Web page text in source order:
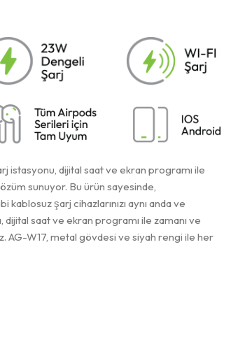
istasyonu, dijital saat ve ekran programı ile
sunuyor. Bu ürün sayesinde,
kablosuz şarj cihazlarınızı aynı anda ve
dijital saat ve ekran programı ile zamanı ve
AG-W17, metal gövdesi ve siyah rengi ile her